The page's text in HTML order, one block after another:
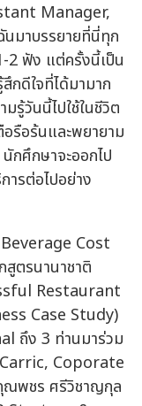
Manager,
มาบรรยายที่นี่ทุก
2 ฟัง แต่ครั้งนี้เป็น
กดีใจที่ได้มามาก
รู้วันนี้ไปใช้ในชีวิต
รือร้นและพยายาม
กศึกษาจะออกไป
ารต่อไปอย่าง
Cost
ตรนานาชาติ
Restaurant
Case Study)
ถึง 3 ท่านมาร่วม
Coporate
พชร ศรีวิชาญกุล